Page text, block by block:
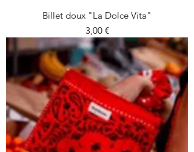
Billet doux "La Dolce Vita"
Prix
3,00 €